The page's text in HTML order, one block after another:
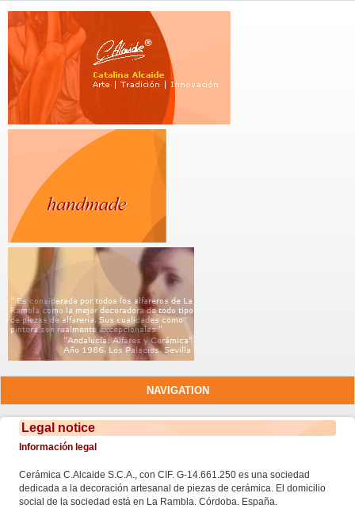
NAVIGATION
Legal notice
Información legal
Cerámica C.Alcaide S.C.A., con CIF. G-14.661.250 es una sociedad
dedicada a la decoración artesanal de piezas de cerámica. El domicilio
social de la sociedad está en La Rambla. Córdoba. España.